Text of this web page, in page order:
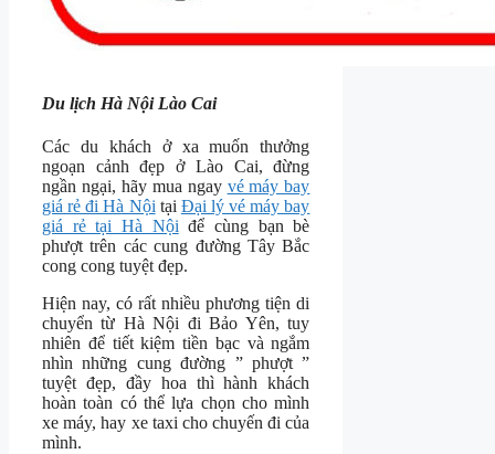
Du lịch Hà Nội Lào Cai
Các du khách ở xa muốn thưởng
ngoạn cảnh đẹp ở Lào Cai, đừng
ngần ngại, hãy mua ngay vé máy bay
giá rẻ đi Hà Nội tại Đại lý vé máy bay
giá rẻ tại Hà Nội để cùng bạn bè
phượt trên các cung đường Tây Bắc
cong cong tuyệt đẹp.
Hiện nay, có rất nhiều phương tiện di
chuyển từ Hà Nội đi Bảo Yên, tuy
nhiên để tiết kiệm tiền bạc và ngắm
nhìn những cung đường ” phượt ”
tuyệt đẹp, đầy hoa thì hành khách
hoàn toàn có thể lựa chọn cho mình
xe máy, hay xe taxi cho chuyến đi của
mình.